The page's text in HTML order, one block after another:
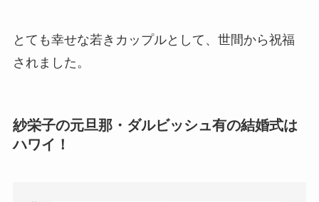
とても幸せな若きカップルとして、世間から祝福
されました。
紗栄子の元旦那・ダルビッシュ有の結婚式は
ハワイ！